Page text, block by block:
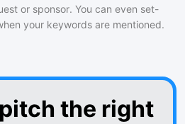
or sponsor. You can even set-
your keywords are mentioned.
the right